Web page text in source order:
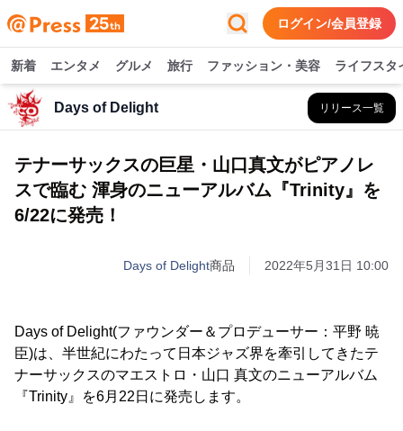
ログイン/会員登録
新着 エンタメ グルメ 旅行 ファッション・美容 ライフスタ
Days of Delight リリース一覧
テナーサックスの巨星・山口真文がピアノレ
スで臨む 渾身のニューアルバム『Trinity』を
6/22に発売！
Days of Delight商品 2022年5月31日 10:00
Days of Delight(ファウンダー＆プロデューサー：平野 暁
臣)は、半世紀にわたって日本ジャズ界を牽引してきたテ
ナーサックスのマエストロ・山口 真文のニューアルバム
『Trinity』を6月22日に発売します。